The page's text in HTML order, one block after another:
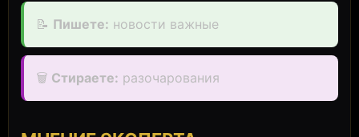
📝 Пишете: новости важные
🗑️ Стираете: разочарования